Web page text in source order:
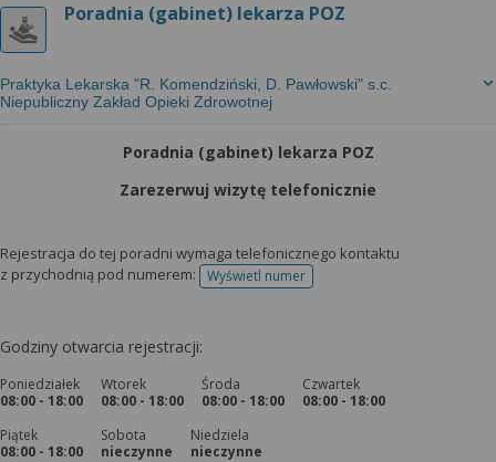
Poradnia (gabinet) lekarza POZ
Praktyka Lekarska "R. Komendziński, D. Pawłowski" s.c.
Niepubliczny Zakład Opieki Zdrowotnej
Poradnia (gabinet) lekarza POZ
Zarezerwuj wizytę telefonicznie
Rejestracja do tej poradni wymaga telefonicznego kontaktu
z przychodnią pod numerem:
Wyświetl numertelefonu do rejestracji
Godziny otwarcia rejestracji:
Poniedziałek
08:00 - 18:00
Wtorek
08:00 - 18:00
Środa
08:00 - 18:00
Czwartek
08:00 - 18:00
Piątek
08:00 - 18:00
Sobota
nieczynne
Niedziela
nieczynne